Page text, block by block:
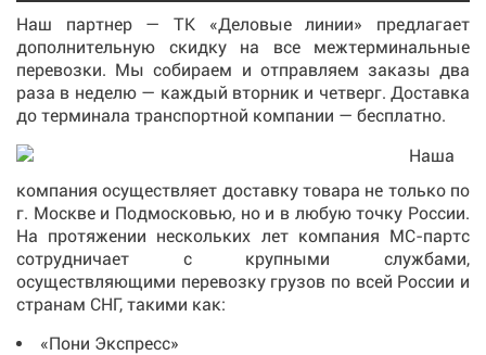
Наш партнер — ТК «Деловые линии» предлагает
дополнительную скидку на все межтерминальные
перевозки. Мы собираем и отправляем заказы два
раза в неделю — каждый вторник и четверг. Доставка
до терминала транспортной компании — бесплатно.
Наша
компания осуществляет доставку товара не только по
г. Москве и Подмосковью, но и в любую точку России.
На протяжении нескольких лет компания МС-партс
сотрудничает с крупными службами,
осуществляющими перевозку грузов по всей России и
странам СНГ, такими как:
«Пони Экспресс»